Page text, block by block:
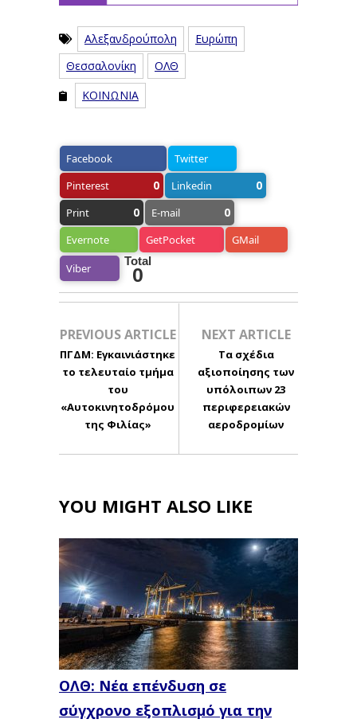
Αλεξανδρούπολη
Ευρώπη
Θεσσαλονίκη
ΟΛΘ
ΚΟΙΝΩΝΙΑ
Facebook
Twitter
Pinterest
0 Linkedin 0
Print 0 E-mail 0
Evernote GetPocket GMail
Viber
Total
0
PREVIOUS ARTICLE
ΠΓΔΜ: Εγκαινιάστηκε
το τελευταίο τμήμα
του
«Αυτοκινητοδρόμου
της Φιλίας»
NEXT ARTICLE
Τα σχέδια
αξιοποίησης των
υπόλοιπων 23
περιφερειακών
αεροδρομίων
YOU MIGHT ALSO LIKE
ΟΛΘ: Νέα επένδυση σε
σύγχρονο εξοπλισμό για την